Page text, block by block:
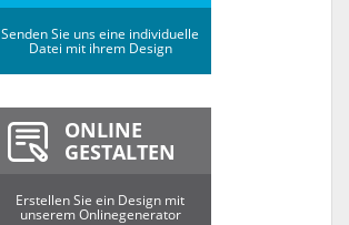
Senden Sie uns eine individuelle
Datei mit ihrem Design
ONLINE
GESTALTEN
Erstellen Sie ein Design mit
unserem Onlinegenerator